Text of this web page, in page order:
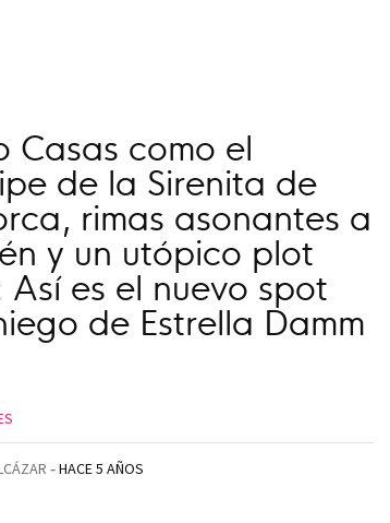
Casas como el
de la Sirenita de
rimas asonantes a
y un utópico plot
es el nuevo spot
de Estrella Damm
HACE 5 AÑOS